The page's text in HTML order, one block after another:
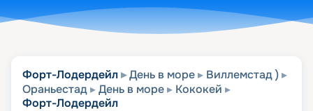
Форт-Лодердейл День в море
Виллемстад )
Ораньестад
День в море
Кококей
Форт-Лодердейл